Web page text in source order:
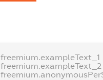
freemium.exampleText_1
freemium.exampleText_2